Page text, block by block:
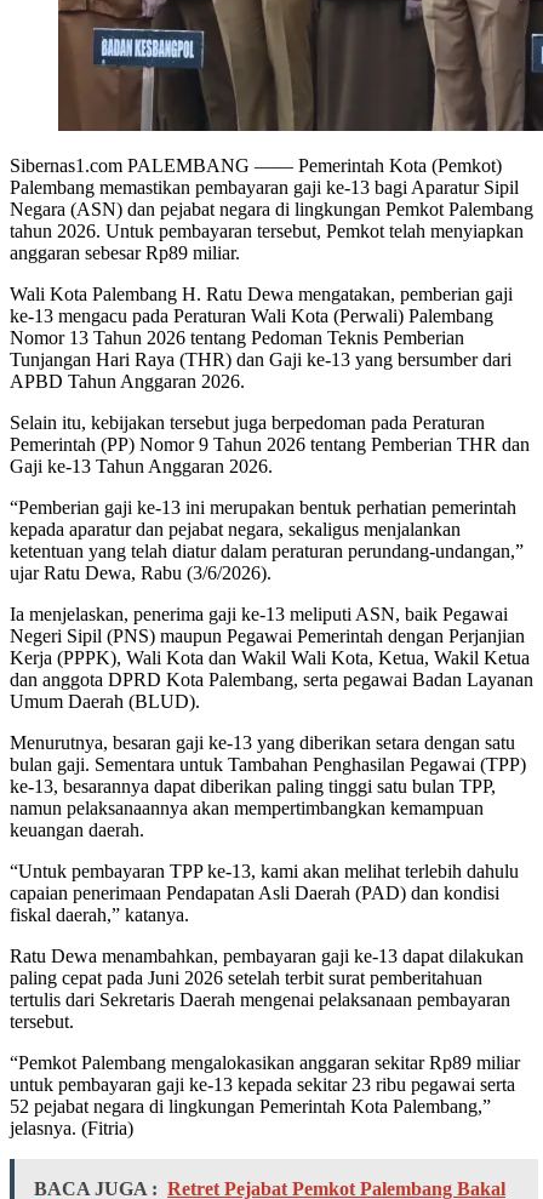
Sibernas1.com PALEMBANG —— Pemerintah Kota (Pemkot)
Palembang memastikan pembayaran gaji ke-13 bagi Aparatur Sipil
Negara (ASN) dan pejabat negara di lingkungan Pemkot Palembang
tahun 2026. Untuk pembayaran tersebut, Pemkot telah menyiapkan
anggaran sebesar Rp89 miliar.
Wali Kota Palembang H. Ratu Dewa mengatakan, pemberian gaji
ke-13 mengacu pada Peraturan Wali Kota (Perwali) Palembang
Nomor 13 Tahun 2026 tentang Pedoman Teknis Pemberian
Tunjangan Hari Raya (THR) dan Gaji ke-13 yang bersumber dari
APBD Tahun Anggaran 2026.
Selain itu, kebijakan tersebut juga berpedoman pada Peraturan
Pemerintah (PP) Nomor 9 Tahun 2026 tentang Pemberian THR dan
Gaji ke-13 Tahun Anggaran 2026.
“Pemberian gaji ke-13 ini merupakan bentuk perhatian pemerintah
kepada aparatur dan pejabat negara, sekaligus menjalankan
ketentuan yang telah diatur dalam peraturan perundang-undangan,”
ujar Ratu Dewa, Rabu (3/6/2026).
Ia menjelaskan, penerima gaji ke-13 meliputi ASN, baik Pegawai
Negeri Sipil (PNS) maupun Pegawai Pemerintah dengan Perjanjian
Kerja (PPPK), Wali Kota dan Wakil Wali Kota, Ketua, Wakil Ketua
dan anggota DPRD Kota Palembang, serta pegawai Badan Layanan
Umum Daerah (BLUD).
Menurutnya, besaran gaji ke-13 yang diberikan setara dengan satu
bulan gaji. Sementara untuk Tambahan Penghasilan Pegawai (TPP)
ke-13, besarannya dapat diberikan paling tinggi satu bulan TPP,
namun pelaksanaannya akan mempertimbangkan kemampuan
keuangan daerah.
“Untuk pembayaran TPP ke-13, kami akan melihat terlebih dahulu
capaian penerimaan Pendapatan Asli Daerah (PAD) dan kondisi
fiskal daerah,” katanya.
Ratu Dewa menambahkan, pembayaran gaji ke-13 dapat dilakukan
paling cepat pada Juni 2026 setelah terbit surat pemberitahuan
tertulis dari Sekretaris Daerah mengenai pelaksanaan pembayaran
tersebut.
“Pemkot Palembang mengalokasikan anggaran sekitar Rp89 miliar
untuk pembayaran gaji ke-13 kepada sekitar 23 ribu pegawai serta
52 pejabat negara di lingkungan Pemerintah Kota Palembang,”
jelasnya. (Fitria)
BACA JUGA : Retret Pejabat Pemkot Palembang Bakal